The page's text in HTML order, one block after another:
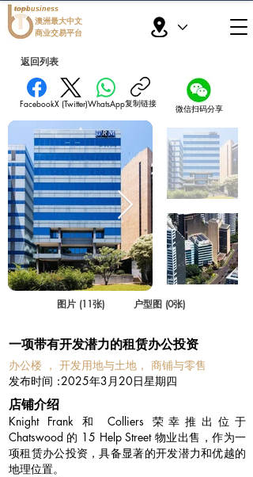
topbusiness
澳洲最大中文
商业交易平台
返回列表
微信扫码分享
FacebookX (Twitter)WhatsApp复制链接
图片 (11张) 户型图 (0张)
一项带有开发潜力的租赁办公投资
办公楼 ， 开发用地与土地， 商铺与零售
2025年3月20日星期四
​发布时间：
​店铺介绍
Knight Frank 和 Colliers 荣幸推出位于
Chatswood 的 15 Help Street 物业出售，作为一
项租赁办公投资，具备显著的开发潜力和优越的
地理位置。